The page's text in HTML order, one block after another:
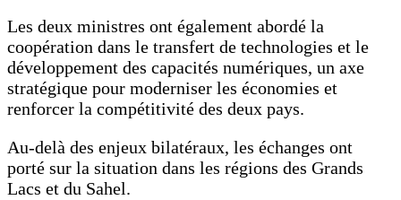
Les deux ministres ont également abordé la
coopération dans le transfert de technologies et le
développement des capacités numériques, un axe
stratégique pour moderniser les économies et
renforcer la compétitivité des deux pays.
Au-delà des enjeux bilatéraux, les échanges ont
porté sur la situation dans les régions des Grands
Lacs et du Sahel.